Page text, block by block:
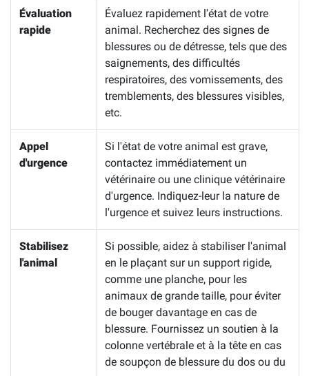
Évaluation
rapide
Évaluez rapidement l'état de votre
animal. Recherchez des signes de
blessures ou de détresse, tels que des
saignements, des difficultés
respiratoires, des vomissements, des
tremblements, des blessures visibles,
etc.
Appel
d'urgence
Si l'état de votre animal est grave,
contactez immédiatement un
vétérinaire ou une clinique vétérinaire
d'urgence. Indiquez-leur la nature de
l'urgence et suivez leurs instructions.
Stabilisez
l'animal
Si possible, aidez à stabiliser l'animal
en le plaçant sur un support rigide,
comme une planche, pour les
animaux de grande taille, pour éviter
de bouger davantage en cas de
blessure. Fournissez un soutien à la
colonne vertébrale et à la tête en cas
de soupçon de blessure du dos ou du